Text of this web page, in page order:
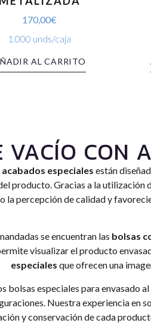
170,00€
1.000 unds/caja
AL CARRITO
VACÍO CON
especiales están
producto. Gracias a la
la percepción de calidad y
se encuentran las bolsas
visualizar el producto
especiales que ofrecen una
bolsas especiales para envasado
Nuestra experiencia en
y conservación de cada